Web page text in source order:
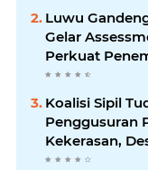
Luwu
Gelar
Perkuat
Berbasis
Koalisi Sipil
Penggusuran
Kekerasan,
PT IHIP